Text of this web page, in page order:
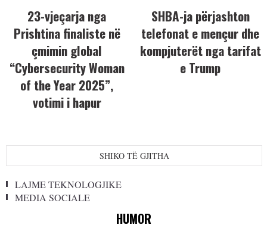
23-vjeçarja nga
Prishtina finaliste në
çmimin global
“Cybersecurity Woman
of the Year 2025”,
votimi i hapur
SHBA-ja përjashton
telefonat e mençur dhe
kompjuterët nga tarifat
e Trump
SHIKO TË GJITHA
LAJME TEKNOLOGJIKE
MEDIA SOCIALE
HUMOR